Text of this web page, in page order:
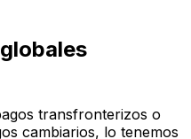
transfronterizos o
cambiarios, lo tenemos